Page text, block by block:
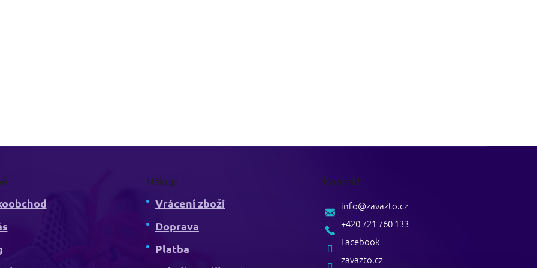
Nákup
Vrácení zboží
Doprava
Platba
Kontakt
zavazto.cz
info@zavazto.cz
+420 721 760 133
Facebook